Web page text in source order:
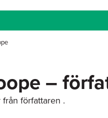
–
författaren .